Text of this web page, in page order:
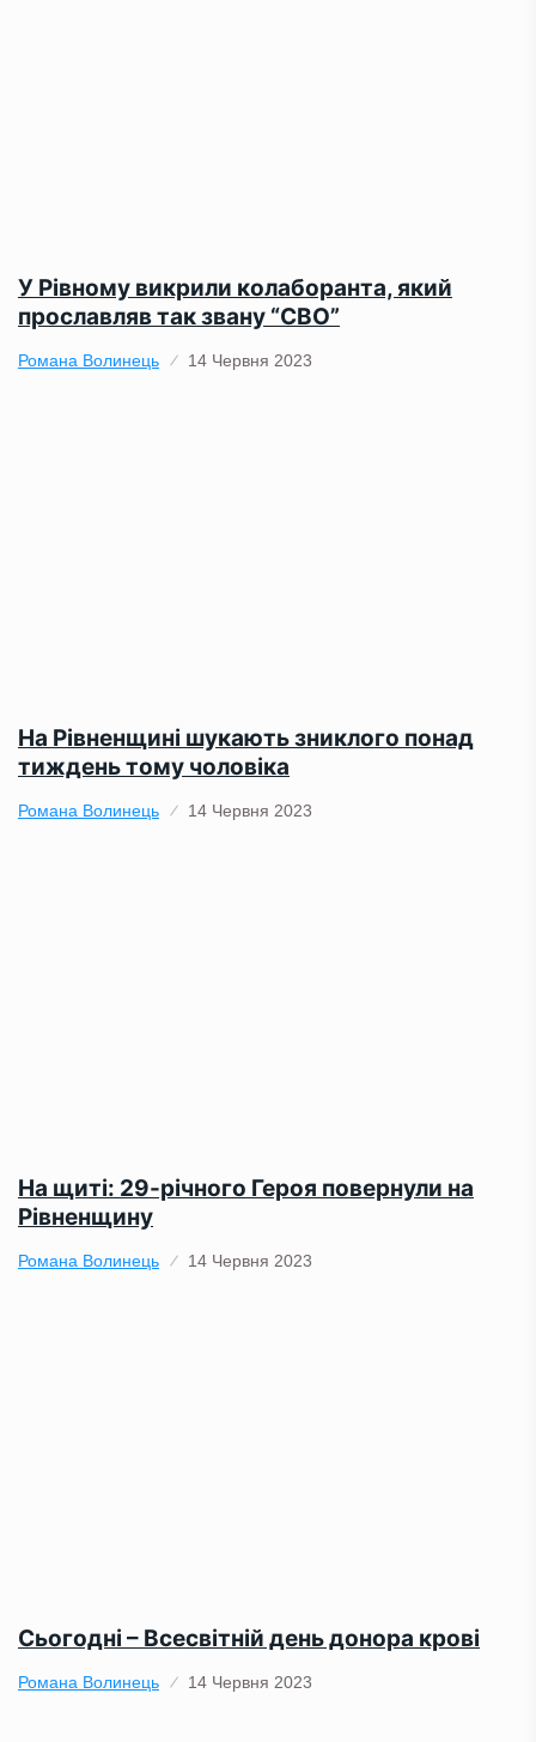
У Рівному викрили колаборанта, який
прославляв так звану “СВО”
Романа Волинець 14 Червня 2023
На Рівненщині шукають зниклого понад
тиждень тому чоловіка
Романа Волинець 14 Червня 2023
На щиті: 29-річного Героя повернули на
Рівненщину
Романа Волинець 14 Червня 2023
Сьогодні – Всесвітній день донора крові
Романа Волинець 14 Червня 2023